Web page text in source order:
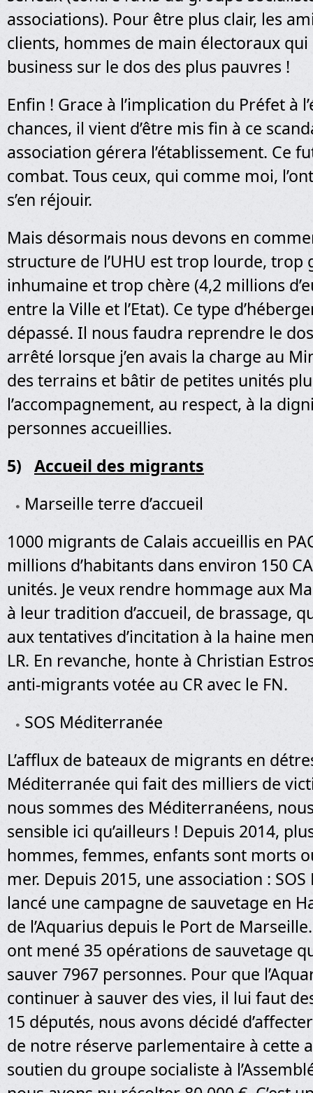
associations). Pour être plus clair, les
clients, hommes de main électoraux
business sur le dos des plus pauvres !
Enfin ! Grace à l’implication du Préfet à
chances, il vient d’être mis fin à ce
association gérera l’établissement. Ce
combat. Tous ceux, qui comme moi,
s’en réjouir.
Mais désormais nous devons en
structure de l’UHU est trop lourde, trop
inhumaine et trop chère (4,2 millions
entre la Ville et l’Etat). Ce type
dépassé. Il nous faudra reprendre le
arrêté lorsque j’en avais la charge au
des terrains et bâtir de petites unités
l’accompagnement, au respect, à la
personnes accueillies.
5) Accueil des migrants
Marseille terre d’accueil
1000 migrants de Calais accueillis en
millions d’habitants dans environ 150
unités. Je veux rendre hommage aux
à leur tradition d’accueil, de brassage,
aux tentatives d’incitation à la haine
LR. En revanche, honte à Christian
anti-migrants votée au CR avec le FN.
SOS Méditerranée
L’afflux de bateaux de migrants en
Méditerranée qui fait des milliers de
nous sommes des Méditerranéens,
sensible ici qu’ailleurs ! Depuis 2014,
hommes, femmes, enfants sont morts
mer. Depuis 2015, une association :
lancé une campagne de sauvetage en
de l’Aquarius depuis le Port de
ont mené 35 opérations de sauvetage
sauver 7967 personnes. Pour que
continuer à sauver des vies, il lui faut
15 députés, nous avons décidé
de notre réserve parlementaire à cette
soutien du groupe socialiste à